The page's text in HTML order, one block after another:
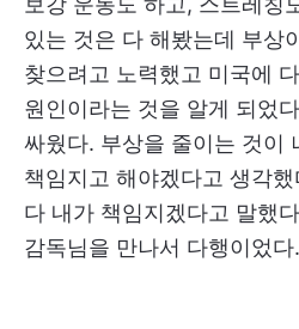
있는 것은 다 해봤는데 부상
찾으려고 노력했고 미국에
원인이라는 것을 알게 되었
싸웠다. 부상을 줄이는 것이
책임지고 해야겠다고 생각
다 내가 책임지겠다고 말했
감독님을 만나서 다행이었다.